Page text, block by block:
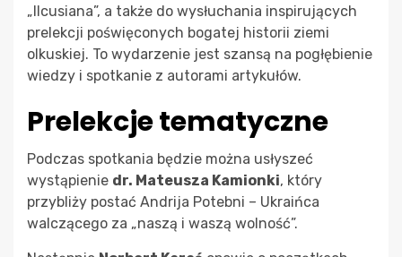
„Ilcusiana”, a także do wysłuchania inspirujących
prelekcji poświęconych bogatej historii ziemi
olkuskiej. To wydarzenie jest szansą na pogłębienie
wiedzy i spotkanie z autorami artykułów.
Prelekcje tematyczne
Podczas spotkania będzie można usłyszeć
wystąpienie dr. Mateusza Kamionki, który
przybliży postać Andrija Potebni – Ukraińca
walczącego za „naszą i waszą wolność”.